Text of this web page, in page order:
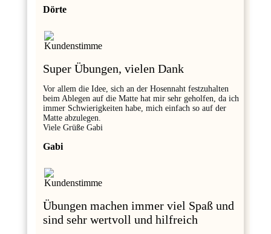
Dörte
Super Übungen, vielen Dank
Vor allem die Idee, sich an der Hosennaht festzuhalten
beim Ablegen auf die Matte hat mir sehr geholfen, da ich
immer Schwierigkeiten habe, mich einfach so auf der
Matte abzulegen.
Viele Grüße Gabi
Gabi
Übungen machen immer viel Spaß und
sind sehr wertvoll und hilfreich